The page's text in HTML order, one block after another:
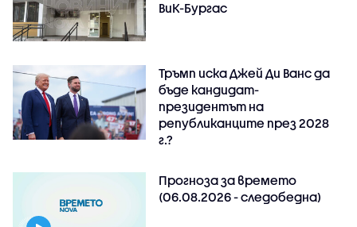
ВиК-Бургас
Тръмп иска Джей Ди Ванс да
бъде кандидат-
президентът на
републиканците през 2028
г.?
Прогноза за времето
(06.08.2026 - следобедна)